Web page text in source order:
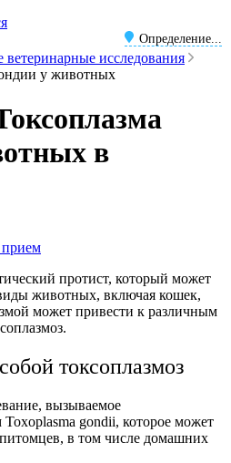
Определение...
ветеринарные исследования
у животных
в
прием
протист, который может
животных, включая кошек,
может привести к различным
токсоплазмоз
вызываемое
gondii, которое может
в том числе домашних